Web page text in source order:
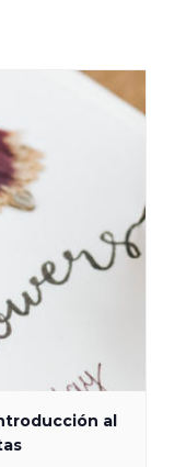
al